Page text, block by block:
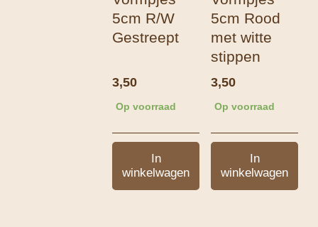
5cm R/W
Gestreept
3,50
Op voorraad
In
winkelwagen
5cm Rood
met witte
stippen
3,50
Op voorraad
In
winkelwagen